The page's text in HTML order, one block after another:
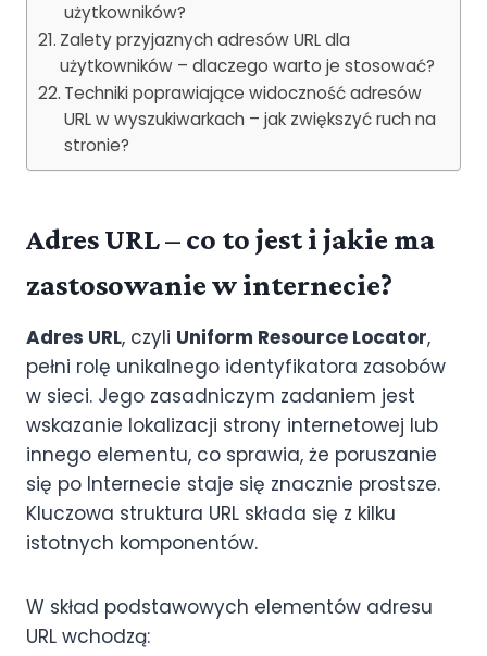
użytkowników?
Zalety przyjaznych adresów URL dla
użytkowników – dlaczego warto je stosować?
Techniki poprawiające widoczność adresów
URL w wyszukiwarkach – jak zwiększyć ruch na
stronie?
Adres URL – co to jest i jakie ma
zastosowanie w internecie?
Adres URL, czyli Uniform Resource Locator,
pełni rolę unikalnego identyfikatora zasobów
w sieci. Jego zasadniczym zadaniem jest
wskazanie lokalizacji strony internetowej lub
innego elementu, co sprawia, że poruszanie
się po Internecie staje się znacznie prostsze.
Kluczowa struktura URL składa się z kilku
istotnych komponentów.
W skład podstawowych elementów adresu
URL wchodzą: